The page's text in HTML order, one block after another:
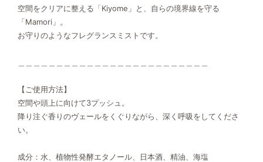
空間をクリアに整える「Kiyome」と、自らの境界線を守る
「Mamori」。
お守りのようなフレグランスミストです。
【ご使用方法】
空間や頭上に向けて3プッシュ。
降り注ぐ香りのヴェールをくぐりながら、深く呼吸をしてくださ
い。
成分：水、植物性発酵エタノール、日本酒、精油、海塩